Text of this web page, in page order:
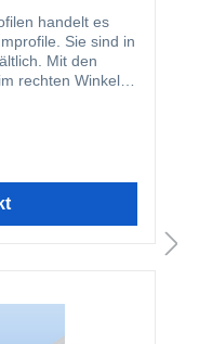
handelt es
Sie sind in
Mit den
rechten Winkel